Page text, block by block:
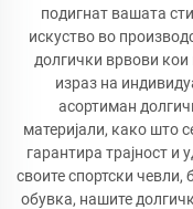
подигнат вашата
искуство во
долгички врвови
израз на
асортиман
материјали, како што
гарантира трајност и
своите спортски
обувка, нашите